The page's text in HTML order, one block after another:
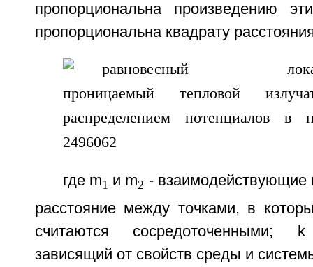
пропорциональна произведению
пропорциональна квадрату
где m1 и m2 - взаимодействующие
расстояние между точками, в
считаются
зависящий от свойств среды и